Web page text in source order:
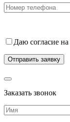
Даю согласие на
Заказать звонок